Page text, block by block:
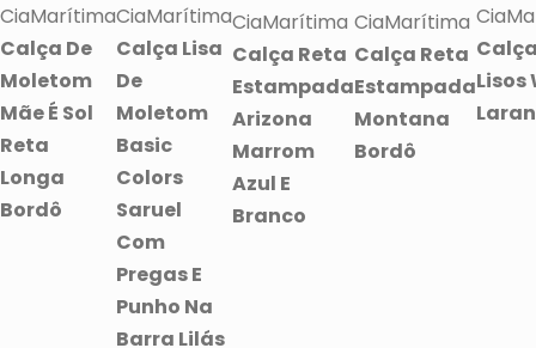
CiaMarítima
Calça De
Moletom
Mãe É Sol
Reta
Longa
Bordô
CiaMarítima
Calça Lisa
De
Moletom
Basic
Colors
Saruel
Com
Pregas E
Punho Na
Barra Lilás
CiaMarítima
Calça Reta
Estampada
Arizona
Marrom
Azul E
Branco
CiaMarítima
Calça Reta
Estampada
Montana
Bordô
Lisos